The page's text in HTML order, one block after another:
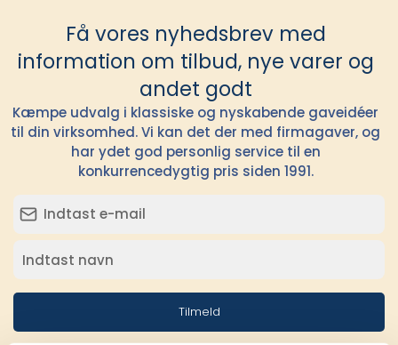
Få vores nyhedsbrev med
information om tilbud, nye varer og
andet godt
Kæmpe udvalg i klassiske og nyskabende gaveidéer
til din virksomhed. Vi kan det der med firmagaver, og
har ydet god personlig service til en
konkurrencedygtig pris siden 1991.
Tilmeld